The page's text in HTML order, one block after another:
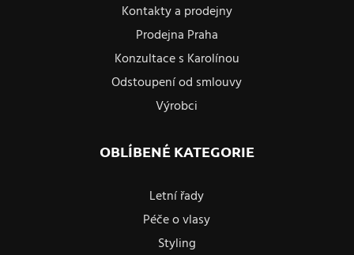
Kontakty a prodejny
Prodejna Praha
Konzultace s Karolínou
Odstoupení od smlouvy
Výrobci
OBLÍBENÉ KATEGORIE
Letní řady
Péče o vlasy
Styling